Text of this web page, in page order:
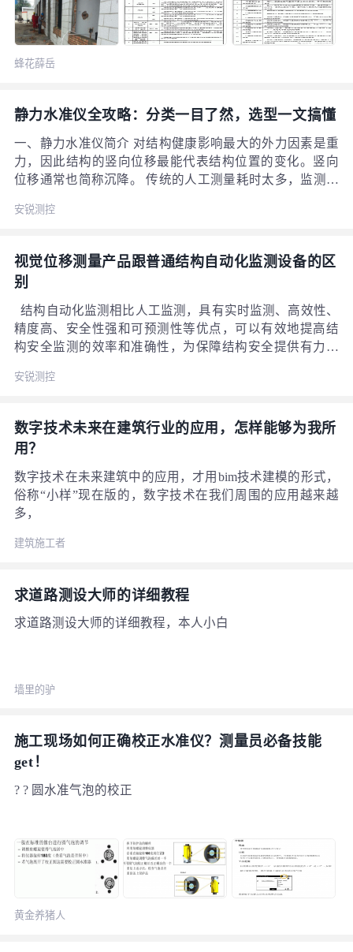
应有的重视，检测洞口尺寸
蜂花薛岳
静力水准仪全攻略：分类一目了然，选型一文搞懂
一、静力水准仪简介 对结构健康影响最大的外力因素是重
力，因此结构的竖向位移最能代表结构位置的变化。竖向
位移通常也简称沉降。 传统的人工测量耗时太多，监测周
向位移。而静力水准仪可用来在线自动测量沉降数据。
原理工作的：两端开口与大气相通的U型管注入液体后，液
体在大气压力和重力的作用下，最终会保持在同一个水平
面。测量出测点液位的变化，即可得到测点的位置变化。
安锐测控
视觉位移测量产品跟普通结构自动化监测设备的区
别
结构自动化监测相比人工监测，具有实时监测、高效性、
精度高、安全性强和可预测性等优点，可以有效地提高结
构安全监测的效率和准确性，为保障结构安全提供有力支
仪）跟普通结构监测自动化设备有什么区别呢？ 机器视觉
能标靶识别及亚像素处理等技术，实现了前端高精度多点
表面位移测量，并通过物联网实现数据安锐测控云端一体
化。主要是基于计算机数字图像处理、非接触的全场光学
测量方法来获取被测物的（水平、沉降和动静挠度）位
移。在被测物表面安装测量靶标，机器视觉相机抓拍靶标
成像，通过亚像素算法计算靶标图像像素的位移，将图像
移。
安锐测控
数字技术未来在建筑行业的应用，怎样能够为我所
用？
数字技术在未来建筑中的应用，才用bim技术建模的形式，
俗称“小样”现在版的，数字技术在我们周围的应用越来越
多，
建筑施工者
求道路测设大师的详细教程
求道路测设大师的详细教程，本人小白
墙里的驴
施工现场如何正确校正水准仪？测量员必备技能
get！
? ? 圆水准气泡的校正
黄金养猪人